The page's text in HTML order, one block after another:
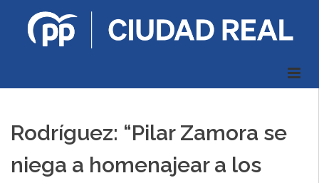
Rodríguez: “Pilar Zamora se
niega a homenajear a los